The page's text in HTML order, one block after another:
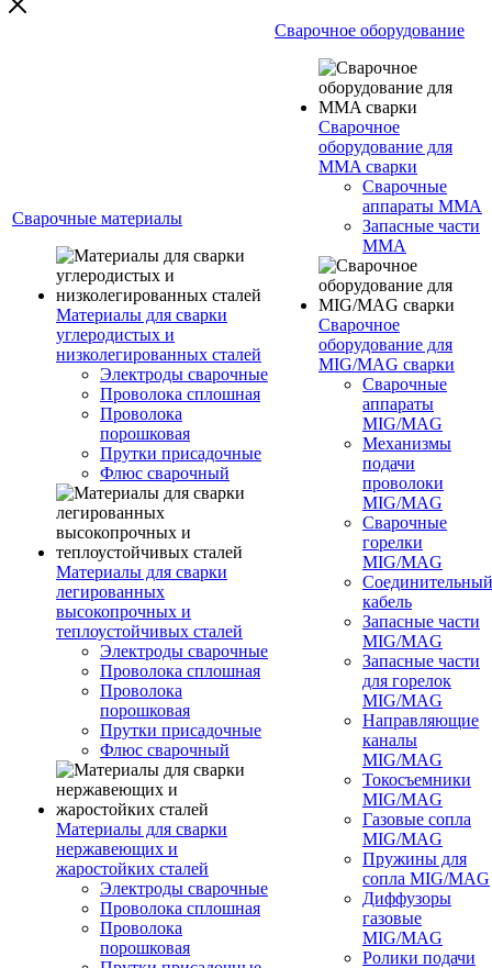
Сварочные материалы
Материалы для сварки
углеродистых и
низколегированных сталей
Электроды сварочные
Проволока сплошная
Проволока
порошковая
Прутки присадочные
Флюс сварочный
Материалы для сварки
легированных
высокопрочных и
теплоустойчивых сталей
Электроды сварочные
Проволока сплошная
Проволока
порошковая
Прутки присадочные
Флюс сварочный
Материалы для сварки
нержавеющих и
жаростойких сталей
Электроды сварочные
Проволока сплошная
Проволока
порошковая
Сварочное оборудование
Сварочное
оборудование для
MMA сварки
Сварочные
аппараты MMA
Запасные части
MMA
Сварочное
оборудование для
MIG/MAG сварки
Сварочные
аппараты
MIG/MAG
Механизмы
подачи
проволоки
MIG/MAG
Сварочные
горелки
MIG/MAG
Соединительный
кабель
Запасные части
MIG/MAG
Запасные части
для горелок
MIG/MAG
Направляющие
каналы
MIG/MAG
Токосъемники
MIG/MAG
Газовые сопла
MIG/MAG
Пружины для
сопла MIG/MAG
Диффузоры
газовые
MIG/MAG
Ролики подачи